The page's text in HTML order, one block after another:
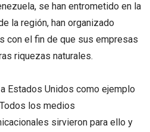
se han entrometido en la
la región, han organizado
con el fin de que sus empresas
riquezas naturales.
Estados Unidos como ejemplo
los medios
sirvieron para ello y